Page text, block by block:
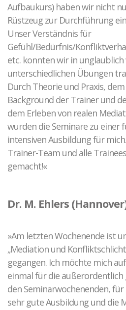
Aufbaukurs) haben wir nicht
Rüstzeug zur Durchführung
Unser Verständnis für
Gefühl/Bedürfnis/
etc. konnten wir in unglaublich
unterschiedlichen Übungen
Durch Theorie und Praxis,
Background der Trainer und
dem Erleben von realen
wurden die Seminare zu einer
intensiven Ausbildung für
Trainer-Team und alle
gemacht!«
Dr. M. Ehlers
»Am letzten Wochenende ist
„Mediation und
gegangen. Ich möchte mich
einmal für die
den Seminarwochenenden,
sehr gute Ausbildung und die